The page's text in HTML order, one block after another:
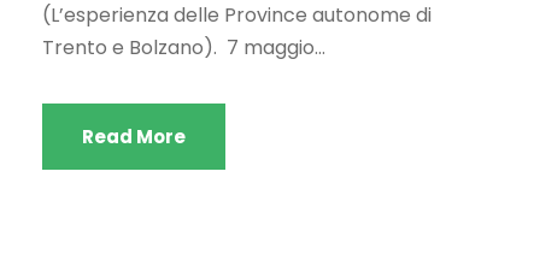
(L’esperienza delle Province autonome di
Trento e Bolzano). 7 maggio...
Read More